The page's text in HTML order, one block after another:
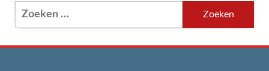
Zoeken
naar: